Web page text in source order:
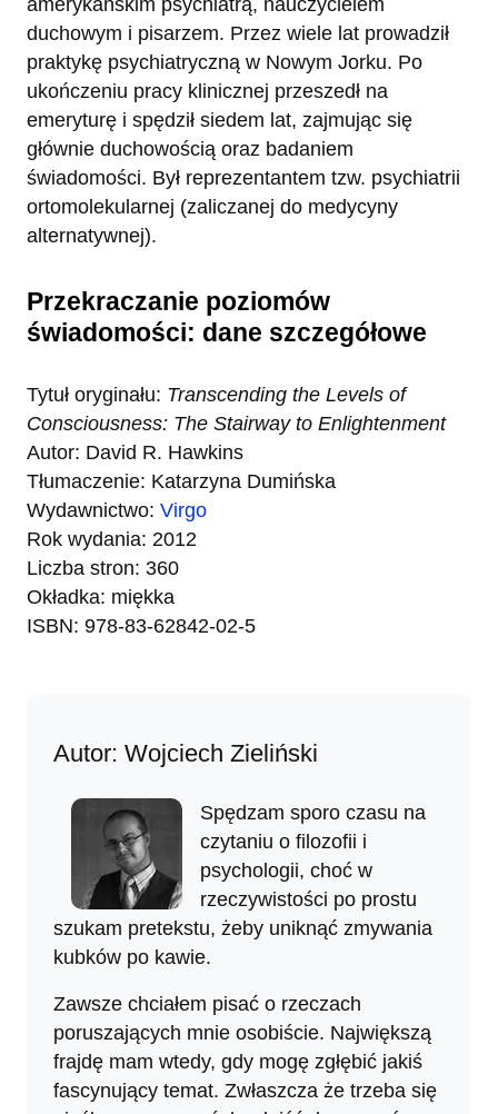
amerykańskim psychiatrą, nauczycielem
duchowym i pisarzem. Przez wiele lat prowadził
praktykę psychiatryczną w Nowym Jorku. Po
ukończeniu pracy klinicznej przeszedł na
emeryturę i spędził siedem lat, zajmując się
głównie duchowością oraz badaniem
świadomości. Był reprezentantem tzw. psychiatrii
ortomolekularnej (zaliczanej do medycyny
alternatywnej).
Przekraczanie poziomów
świadomości: dane szczegółowe
Tytuł oryginału: Transcending the Levels of
Consciousness: The Stairway to Enlightenment
Autor: David R. Hawkins
Tłumaczenie: Katarzyna Dumińska
Wydawnictwo: Virgo
Rok wydania: 2012
Liczba stron: 360
Okładka: miękka
ISBN: 978-83-62842-02-5
Autor: Wojciech Zieliński
Spędzam sporo czasu na
czytaniu o filozofii i
psychologii, choć w
rzeczywistości po prostu
szukam pretekstu, żeby uniknąć zmywania
kubków po kawie.
Zawsze chciałem pisać o rzeczach
poruszających mnie osobiście. Największą
frajdę mam wtedy, gdy mogę zgłębić jakiś
fascynujący temat. Zwłaszcza że trzeba się